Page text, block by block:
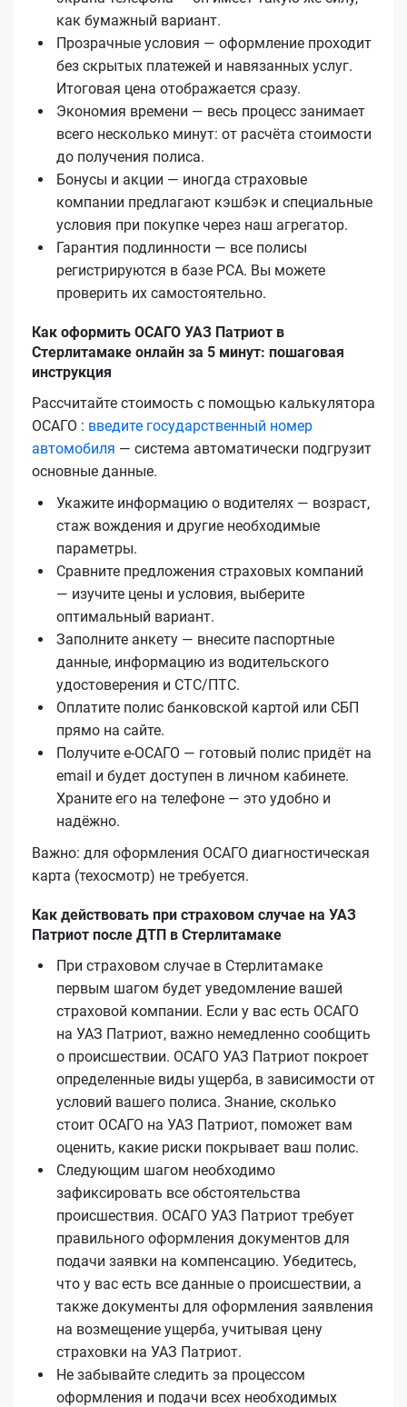
как бумажный вариант.
Прозрачные условия — оформление проходит
без скрытых платежей и навязанных услуг.
Итоговая цена отображается сразу.
Экономия времени — весь процесс занимает
всего несколько минут: от расчёта стоимости
до получения полиса.
Бонусы и акции — иногда страховые
компании предлагают кэшбэк и специальные
условия при покупке через наш агрегатор.
Гарантия подлинности — все полисы
регистрируются в базе РСА. Вы можете
проверить их самостоятельно.
Как оформить ОСАГО УАЗ Патриот в
Стерлитамаке онлайн за 5 минут: пошаговая
инструкция
Рассчитайте стоимость с помощью калькулятора
ОСАГО : введите государственный номер
автомобиля — система автоматически подгрузит
основные данные.
Укажите информацию о водителях — возраст,
стаж вождения и другие необходимые
параметры.
Сравните предложения страховых компаний
— изучите цены и условия, выберите
оптимальный вариант.
Заполните анкету — внесите паспортные
данные, информацию из водительского
удостоверения и СТС/ПТС.
Оплатите полис банковской картой или СБП
прямо на сайте.
Получите е‑ОСАГО — готовый полис придёт на
email и будет доступен в личном кабинете.
Храните его на телефоне — это удобно и
надёжно.
Важно: для оформления ОСАГО диагностическая
карта (техосмотр) не требуется.
Как действовать при страховом случае на УАЗ
Патриот после ДТП в Стерлитамаке
При страховом случае в Стерлитамаке
первым шагом будет уведомление вашей
страховой компании. Если у вас есть ОСАГО
на УАЗ Патриот, важно немедленно сообщить
о происшествии. ОСАГО УАЗ Патриот покроет
определенные виды ущерба, в зависимости от
условий вашего полиса. Знание, сколько
стоит ОСАГО на УАЗ Патриот, поможет вам
оценить, какие риски покрывает ваш полис.
Следующим шагом необходимо
зафиксировать все обстоятельства
происшествия. ОСАГО УАЗ Патриот требует
правильного оформления документов для
подачи заявки на компенсацию. Убедитесь,
что у вас есть все данные о происшествии, а
также документы для оформления заявления
на возмещение ущерба, учитывая цену
страховки на УАЗ Патриот.
Не забывайте следить за процессом
оформления и подачи всех необходимых